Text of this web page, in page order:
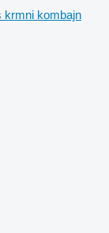
krmni kombajn